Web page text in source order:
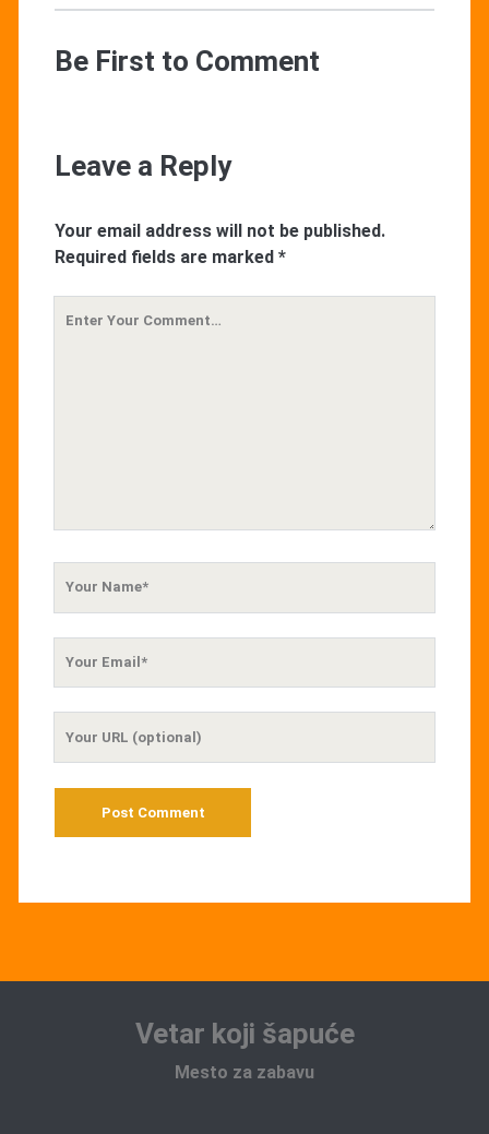
Be First to Comment
Leave a Reply
Your email address will not be published.
Required fields are marked *
Vetar koji šapuće
Mesto za zabavu